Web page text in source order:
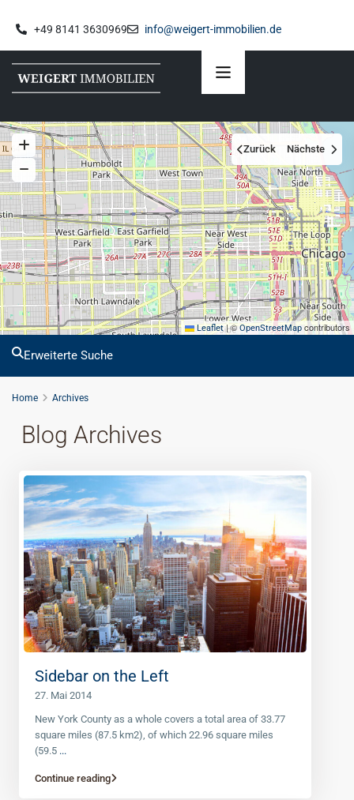
+49 8141 3630969 info@weigert-immobilien.de
Leaflet |©OpenStreetMap contributors
Zurück Nächste
Erweiterte Suche
Home Archives
Blog Archives
Sidebar on the Left
27. Mai 2014
New York County as a whole covers a total area of 33.77
square miles (87.5 km2), of which 22.96 square miles
(59.5 ...
Continue reading